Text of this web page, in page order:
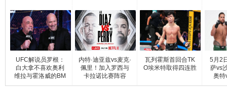
UFC解说员罗根：
白大拿不喜欢奥利
维拉与霍洛威的BM
内特·迪亚兹vs麦克·
佩里！加入罗西与
卡拉诺比赛阵容
瓦列霍斯首回合TK
O埃米特取得四连胜
5月2
萨vs
奥特